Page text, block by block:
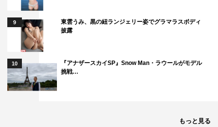
9
東雲うみ、黒の紐ランジェリー姿でグラマラスボディ
披露
10
『アナザースカイSP』Snow Man・ラウールがモデル
挑戦…
もっと見る